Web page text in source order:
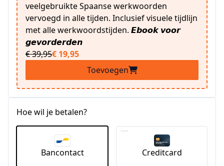
veelgebruikte Spaanse werkwoorden
vervoegd in alle tijden. Inclusief visuele tijdlijn
met alle werkwoordstijden. 𝙀𝙗𝙤𝙤𝙠 𝙫𝙤𝙤𝙧
𝙜𝙚𝙫𝙤𝙧𝙙𝙚𝙧𝙙𝙚𝙣
€ 39,95€ 19,95
Toevoegen
Hoe wil je betalen?
Bancontact Creditcard